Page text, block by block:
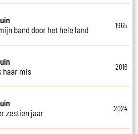
band door het hele land
1965
haar mis
2016
zestien jaar
2024